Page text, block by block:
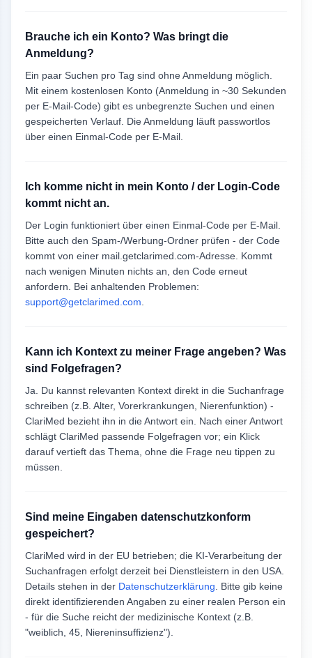
Brauche ich ein Konto? Was bringt die
Anmeldung?
Ein paar Suchen pro Tag sind ohne Anmeldung möglich.
Mit einem kostenlosen Konto (Anmeldung in ~30 Sekunden
per E-Mail-Code) gibt es unbegrenzte Suchen und einen
gespeicherten Verlauf. Die Anmeldung läuft passwortlos
über einen Einmal-Code per E-Mail.
Ich komme nicht in mein Konto / der Login-Code
kommt nicht an.
Der Login funktioniert über einen Einmal-Code per E-Mail.
Bitte auch den Spam-/Werbung-Ordner prüfen - der Code
kommt von einer mail.getclarimed.com-Adresse. Kommt
nach wenigen Minuten nichts an, den Code erneut
anfordern. Bei anhaltenden Problemen:
support@getclarimed.com
Kann ich Kontext zu meiner Frage angeben? Was
sind Folgefragen?
Ja. Du kannst relevanten Kontext direkt in die Suchanfrage
schreiben (z.B. Alter, Vorerkrankungen, Nierenfunktion) -
ClariMed bezieht ihn in die Antwort ein. Nach einer Antwort
schlägt ClariMed passende Folgefragen vor; ein Klick
darauf vertieft das Thema, ohne die Frage neu tippen zu
müssen.
Sind meine Eingaben datenschutzkonform
gespeichert?
ClariMed wird in der EU betrieben; die KI-Verarbeitung der
Suchanfragen erfolgt derzeit bei Dienstleistern in den USA.
Details stehen in der Datenschutzerklärung . Bitte gib keine
direkt identifizierenden Angaben zu einer realen Person ein
- für die Suche reicht der medizinische Kontext (z.B.
"weiblich, 45, Niereninsuffizienz").